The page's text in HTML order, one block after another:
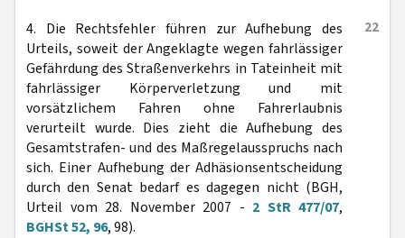
22
4. Die Rechtsfehler führen zur Aufhebung des
Urteils, soweit der Angeklagte wegen fahrlässiger
Gefährdung des Straßenverkehrs in Tateinheit mit
fahrlässiger Körperverletzung und mit
vorsätzlichem Fahren ohne Fahrerlaubnis
verurteilt wurde. Dies zieht die Aufhebung des
Gesamtstrafen- und des Maßregelausspruchs nach
sich. Einer Aufhebung der Adhäsionsentscheidung
durch den Senat bedarf es dagegen nicht (BGH,
Urteil vom 28. November 2007 - 2 StR 477/07,
BGHSt 52, 96, 98).